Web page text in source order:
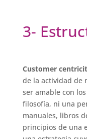
3-
Customer
de la actividad de
ser amable con
filosofía, ni una
manuales, libros
principios de una